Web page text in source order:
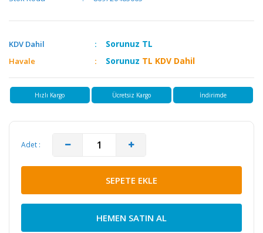
KDV Dahil Sorunuz TL
Havale Sorunuz TL KDV Dahil
Hızlı Kargo Ücretsiz Kargo İndirimde
Adet :
SEPETE EKLE
HEMEN SATIN AL